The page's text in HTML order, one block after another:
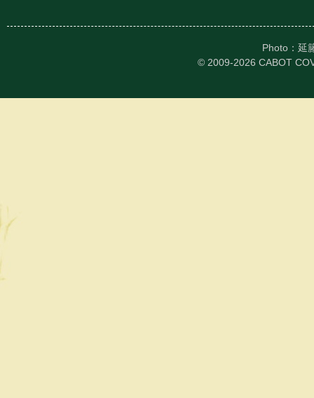
Photo：延
© 2009-2026 CABOT